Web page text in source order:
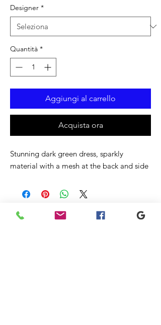
Designer *
Quantità *
Aggiungi al carrello
Acquista ora
Stunning dark green dress, sparkly
material with a mesh at the back and side